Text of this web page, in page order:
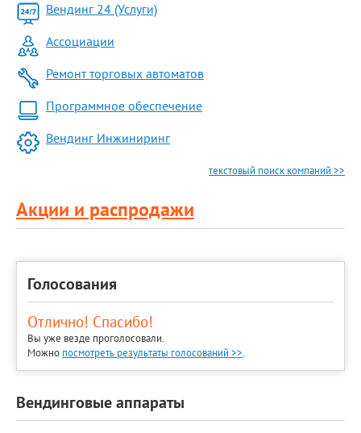
Вендинг 24 (Услуги)
Ассоциации
Ремонт торговых автоматов
Программное обеспечение
Вендинг Инжиниринг
текстовый поиск компаний >>
Акции и распродажи
Голосования
Отлично! Спасибо!
Вы уже везде проголосовали.
Можно посмотреть результаты голосований >>.
Вендинговые аппараты